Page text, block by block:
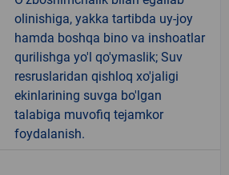
olinishiga, yakka tartibda uy-joy
hamda boshqa bino va inshoatlar
qurilishga yo'l qo'ymaslik; Suv
resruslaridan qishloq xo'jaligi
ekinlarining suvga bo'lgan
talabiga muvofiq tejamkor
foydalanish.